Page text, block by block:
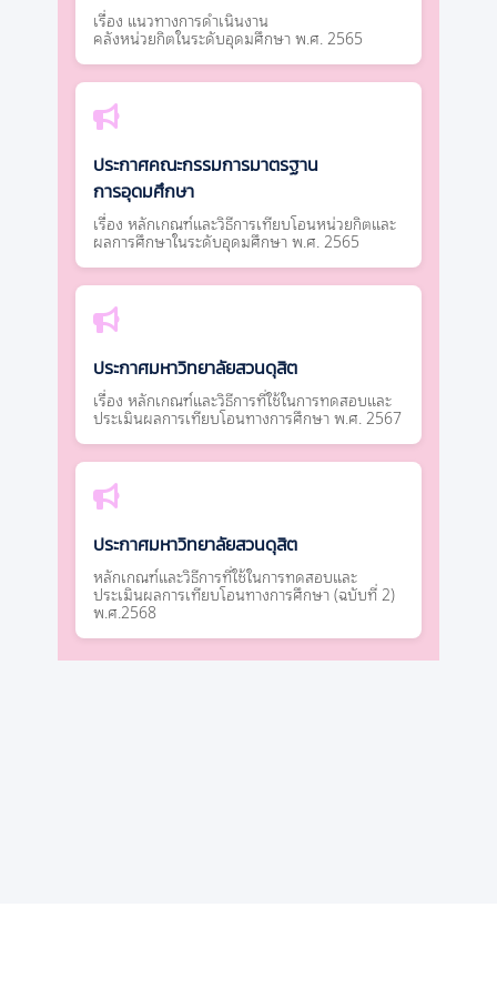
เรื่อง แนวทางการดำเนินงาน
คลังหน่วยกิตในระดับอุดมศึกษา พ.ศ. 2565
ประกาศคณะกรรมการมาตรฐาน
การอุดมศึกษา
เรื่อง หลักเกณฑ์และวิธีการเทียบโอนหน่วยกิตและ
ผลการศึกษาในระดับอุดมศึกษา พ.ศ. 2565
ประกาศมหาวิทยาลัยสวนดุสิต
เรื่อง หลักเกณฑ์และวิธีการที่ใช้ในการทดสอบและ
ประเมินผลการเทียบโอนทางการศึกษา พ.ศ. 2567
ประกาศมหาวิทยาลัยสวนดุสิต
หลักเกณฑ์และวิธีการที่ใช้ในการทดสอบและ
ประเมินผลการเทียบโอนทางการศึกษา (ฉบับที่ 2)
พ.ศ.2568